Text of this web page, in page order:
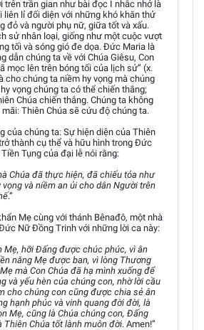
trên trần gian như bài đọc I nhắc nhở là
liên lỉ đối diện với những khó khăn thử
đỏ và người phụ nữ, giữa tốt và xấu.
sử nhân loại, giống như một cuộc vượt
tối và sóng gió đe dọa. Đức Maria là
dẫn chúng ta về với Chúa Giêsu, Con
mọc lên trên bóng tối của lịch sử” (x.
cho chúng ta niềm hy vọng mà chúng
vọng chúng ta có thể chiến thắng;
Chúa chiến thắng. Chúng ta không
Thiên Chúa sẽ cứu độ chúng ta.
của chúng ta: Sự hiện diện của Thiên
thành cụ thể và hữu hình trong Đức
Tụng của đại lễ nói rằng:
Chúa đã thực hiện, đã chiếu tỏa như
và niềm an ủi cho dân Người trên
.”
Mẹ cùng với thánh Bênađô, một nhà
Nữ Đồng Trinh với những lời ca này:
Mẹ, hỡi Đấng được chúc phúc, vì ân
năng Mẹ được ban, vì lòng Thương
mà Con Chúa đã hạ mình xuống để
và yếu hèn của chúng con, nhờ lời cầu
cho chúng con cũng được chia sẻ ân
hạnh phúc và vinh quang đời đời, là
Mẹ, cũng là Chúa chúng con, Đấng
Thiên Chúa tốt lành muôn đời. Amen!”